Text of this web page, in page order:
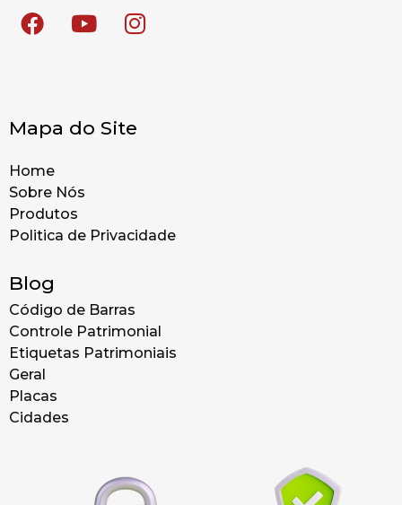
Mapa do Site
Home
Sobre Nós
Produtos
Politica de Privacidade
Blog
Código de Barras
Controle Patrimonial
Etiquetas Patrimoniais
Geral
Placas
Cidades